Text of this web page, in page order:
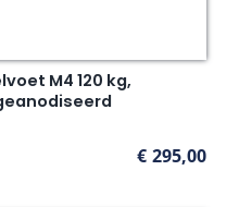
M4 120 kg,
€ 295,00